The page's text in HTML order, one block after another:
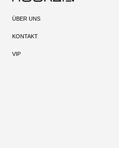
ÜBER UNS
KONTAKT
VIP